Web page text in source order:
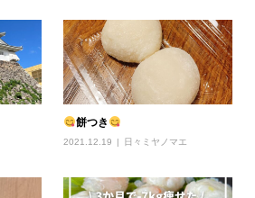
餅つき
2021.12.19 日々ミヤノマエ